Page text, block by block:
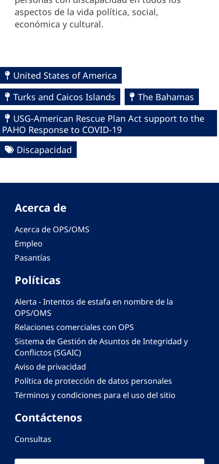
aspectos de la vida política, social,
económica y cultural.
United States of America
Turks and Caicos Islands
The Bahamas
USG-American Rescue Plan Act support to the
PAHO Response to COVID-19
Discapacidad
Acerca de
Acerca de OPS/OMS
Empleo
Pasantías
Políticas
Alerta - Intentos de estafa en nombre de la
OPS/OMS
Relaciones comerciales con OPS
Sistema de Gestión de Asuntos de Integridad y
Conflictos (SGAIC)
Aviso de privacidad
Política de protección de datos personales
Términos y condiciones para el uso del sitio
Contáctenos
Consultas